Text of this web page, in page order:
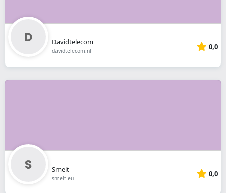
Davidtelecom
davidtelecom.nl 0,0
Smelt
smelt.eu 0,0